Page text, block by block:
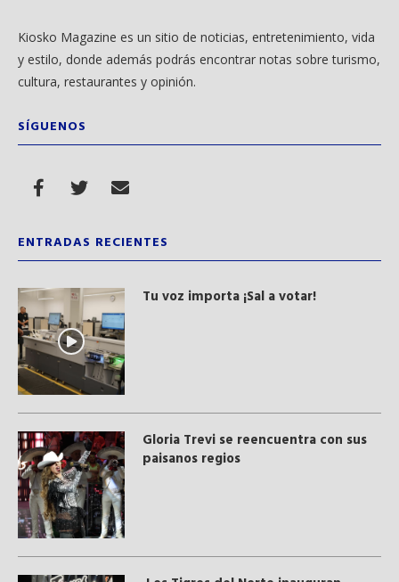
Kiosko Magazine es un sitio de noticias, entretenimiento, vida
y estilo, donde además podrás encontrar notas sobre turismo,
cultura, restaurantes y opinión.
SÍGUENOS
ENTRADAS RECIENTES
Tu voz importa ¡Sal a votar!
Gloria Trevi se reencuentra con sus
paisanos regios